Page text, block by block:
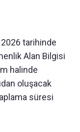
2026 tarihinde
Alan Bilgisi
halinde
oluşacak
süresi